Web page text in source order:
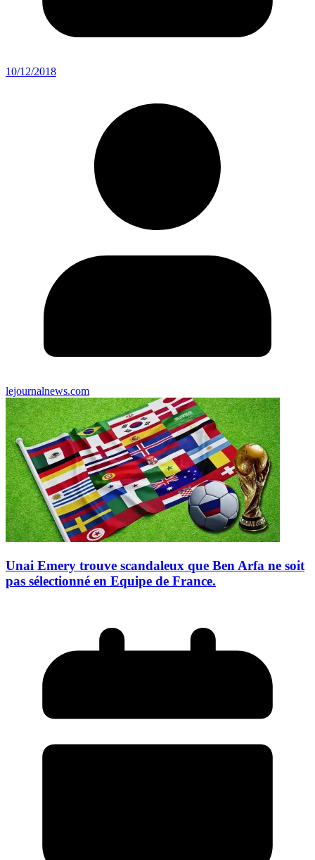
10/12/2018
lejournalnews.com
Unai Emery trouve scandaleux que Ben Arfa ne soit
pas sélectionné en Equipe de France.